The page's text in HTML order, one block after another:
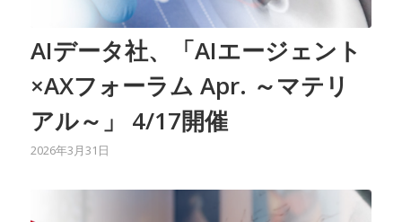
AIデータ社、「AIエージェント
×AXフォーラム Apr. ～マテリ
アル～」 4/17開催
2026年3月31日